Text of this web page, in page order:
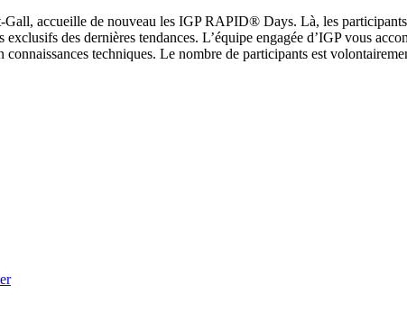
accueille de nouveau les IGP RAPID® Days. Là, les
des dernières tendances. L’équipe engagée d’IGP vous
connaissances techniques. Le nombre de participants est